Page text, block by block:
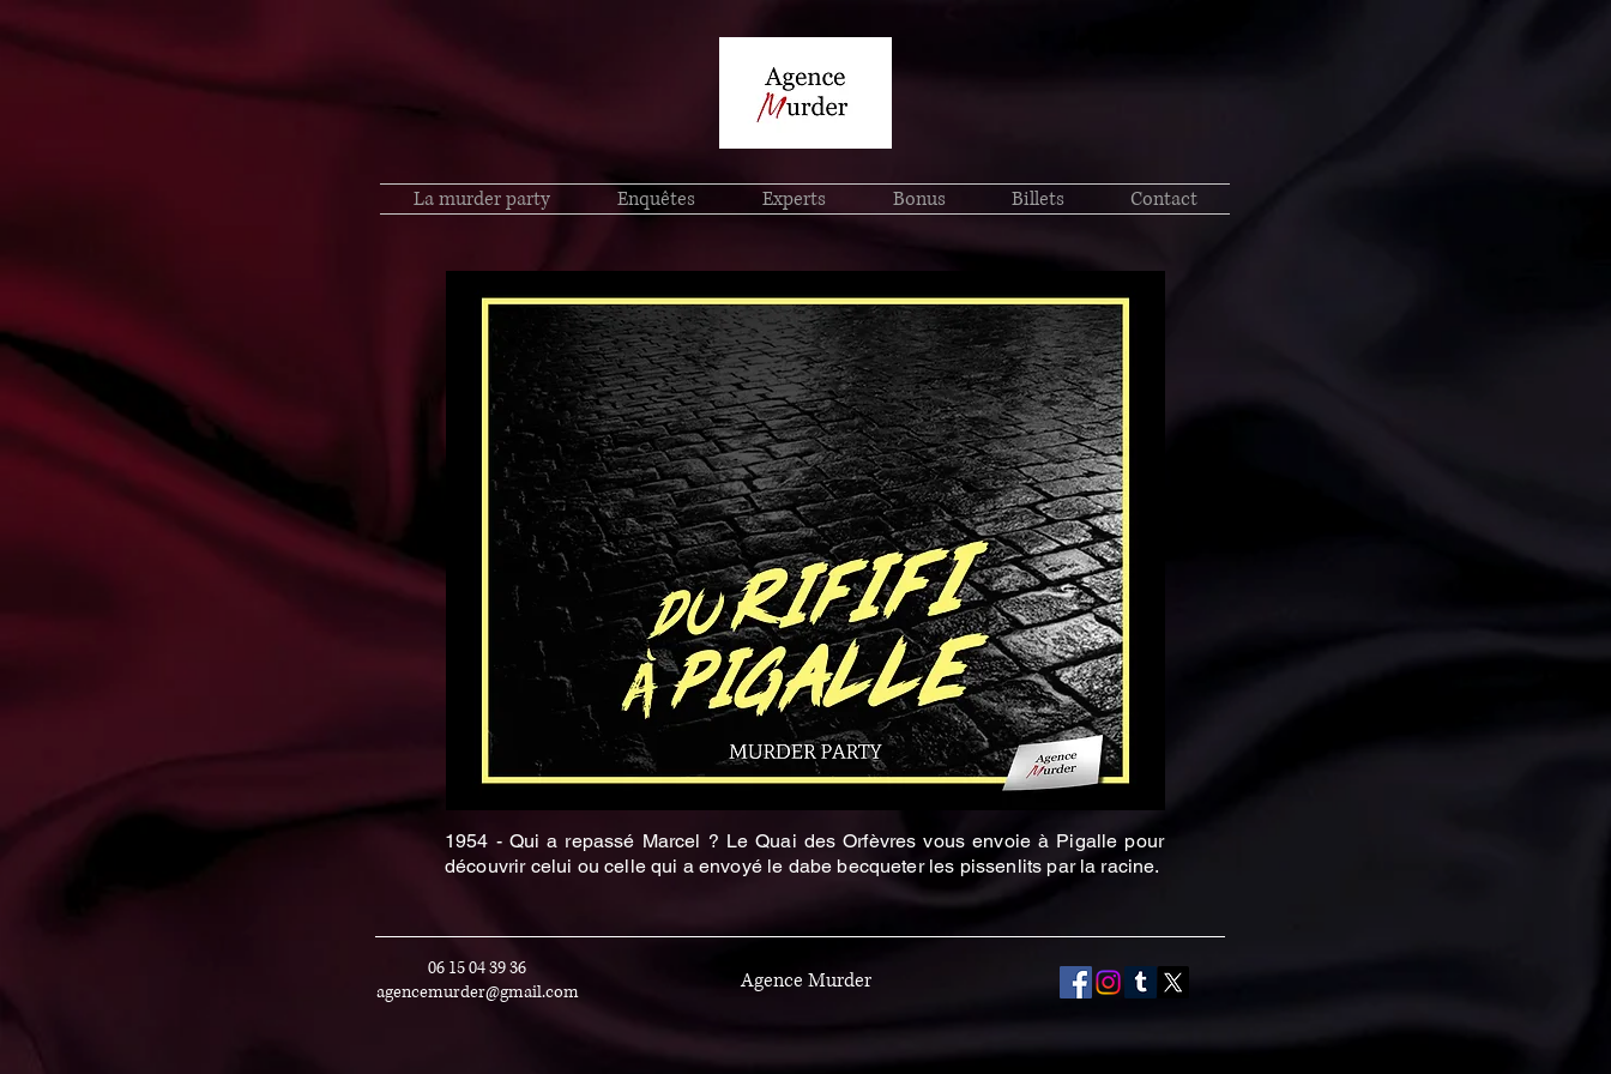
La murder party Enquêtes Experts Bonus Billets Contact
1954 - Qui a repassé Marcel ? Le Quai des Orfèvres vous envoie à Pigalle pour
découvrir celui ou celle qui a envoyé le dabe becqueter les pissenlits par la racine.
06 15 04 39 36
agencemurder@gmail.com
Agence Murder